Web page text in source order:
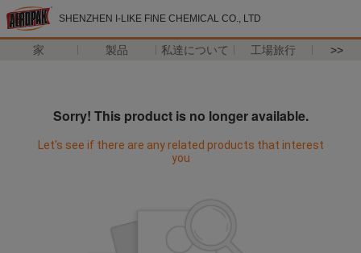
SHENZHEN I-LIKE FINE CHEMICAL CO., LTD
家 製品 私達について 工場旅行 >>
Sorry! This product is no longer available.
Let's see if there are any related products that interest
you